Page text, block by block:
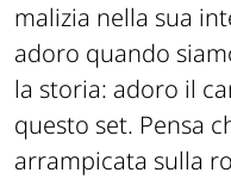
malizia nella sua
adoro quando
la storia: adoro il
questo set. Pensa
arrampicata sulla